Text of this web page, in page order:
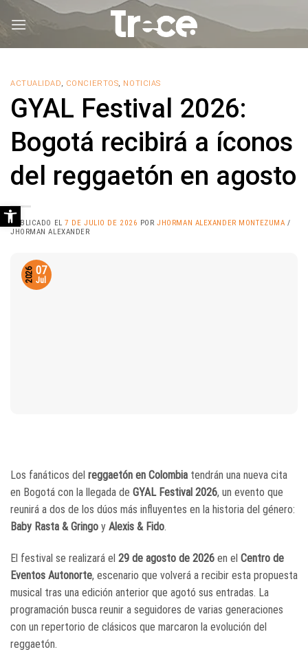
ACTUALIDAD, CONCIERTOS, NOTICIAS
GYAL Festival 2026:
Bogotá recibirá a íconos
del reggaetón en agosto
PUBLICADO EL7 DE JULIO DE 2026 PORJHORMAN ALEXANDER MONTEZUMA /
JHORMAN ALEXANDER
07
Jul
2026
Los fanáticos del reggaetón en Colombia tendrán una nueva cita
en Bogotá con la llegada de GYAL Festival 2026, un evento que
reunirá a dos de los dúos más influyentes en la historia del género:
Baby Rasta & Gringo y Alexis & Fido.
El festival se realizará el 29 de agosto de 2026 en el Centro de
Eventos Autonorte, escenario que volverá a recibir esta propuesta
musical tras una edición anterior que agotó sus entradas. La
programación busca reunir a seguidores de varias generaciones
con un repertorio de clásicos que marcaron la evolución del
reggaetón.
Abrir barra de herramientas